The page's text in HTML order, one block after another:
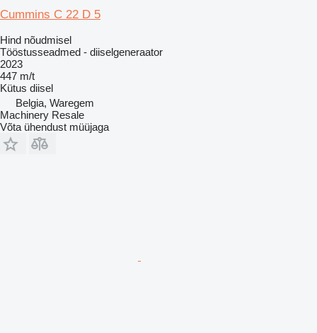
Cummins C 22 D 5
Hind nõudmisel
Tööstusseadmed - diiselgeneraator
2023
447 m/t
Kütus diisel
Belgia, Waregem
Machinery Resale
Võta ühendust müüjaga